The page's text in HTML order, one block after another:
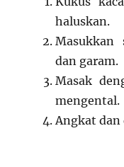
haluskan.
Masukkan
dan garam.
Masak
mengental.
Angkat